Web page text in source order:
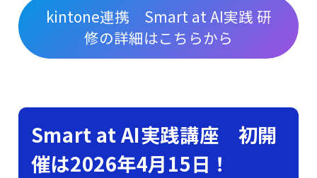
kintone連携 Smart at AI実践 研
修の詳細はこちらから
Smart at AI実践講座 初開
催は2026年4月15日！